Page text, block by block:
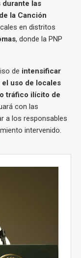
las
la Canción
en distritos
, donde la PNP
de intensificar
el uso de locales
tráfico ilícito de
con las
a los responsables
intervenido.